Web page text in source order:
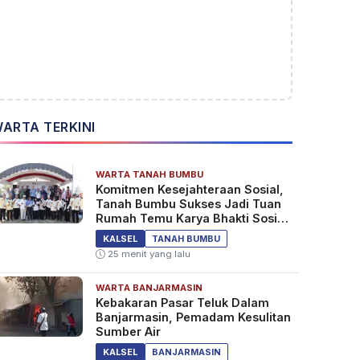
TERKINI
WARTA TANAH BUMBU
Komitmen Kesejahteraan Sosial,
Tanah Bumbu Sukses Jadi Tuan
Rumah Temu Karya Bhakti Sosial
PSM Ke-23
KALSEL
TANAH BUMBU
25 menit yang lalu
WARTA BANJARMASIN
Kebakaran Pasar Teluk Dalam
Banjarmasin, Pemadam Kesulitan
Sumber Air
KALSEL BANJARMASIN